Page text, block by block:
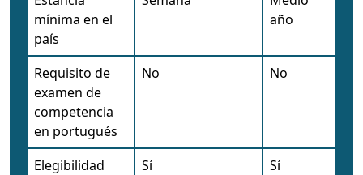
mínima en el
país
año
Requisito de
examen de
competencia
en portugués
No No
Elegibilidad
Sí Sí